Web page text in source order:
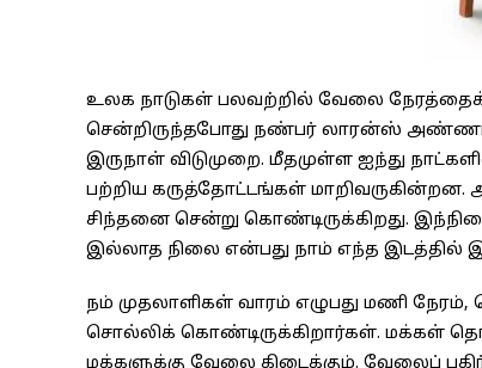
உலக நாடுகள் பலவற்றில் வேலை நேரத்தைக்
சென்றிருந்தபோது நண்பர் லாரன்ஸ்
இருநாள் விடுமுறை. மீதமுள்ள ஐந்து
பற்றிய கருத்தோட்டங்கள்
சிந்தனை சென்று கொண்டிருக்கிறது.
இல்லாத நிலை என்பது நாம் எந்த இடத்தில்
நம் முதலாளிகள் வாரம் எழுபது மணி
சொல்லிக் கொண்டிருக்கிறார்கள். மக்கள்
மக்களுக்கு வேலை கிடைக்கும். வேலைப்